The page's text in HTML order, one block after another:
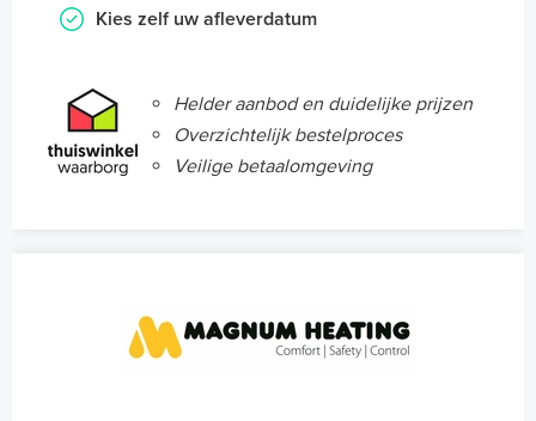
Kies zelf uw afleverdatum
Helder aanbod en duidelijke prijzen
Overzichtelijk bestelproces
Veilige betaalomgeving